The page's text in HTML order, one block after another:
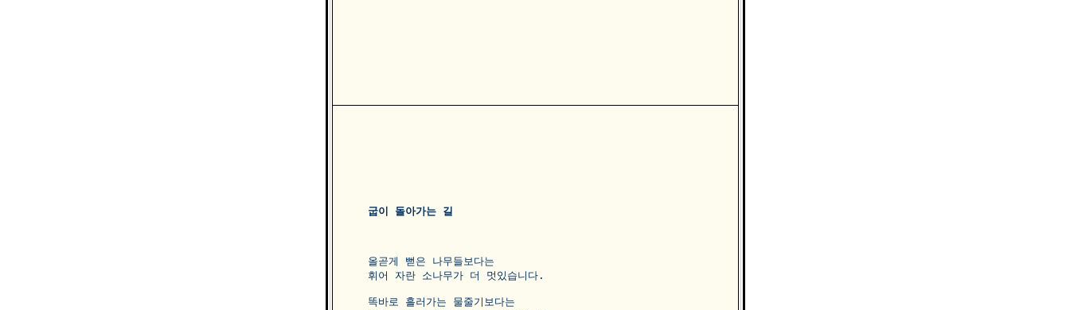
굽이 돌아가는 길
올곧게 뻗은 나무들보다는
휘어 자란 소나무가 더 멋있습니다.
똑바로 흘러가는 물줄기보다는